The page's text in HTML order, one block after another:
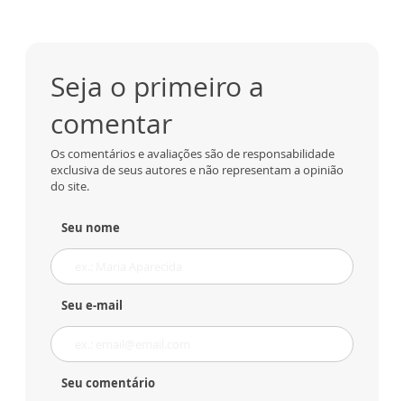
Seja o primeiro a
comentar
Os comentários e avaliações são de responsabilidade
exclusiva de seus autores e não representam a opinião
do site.
Seu nome
Seu e-mail
Seu comentário